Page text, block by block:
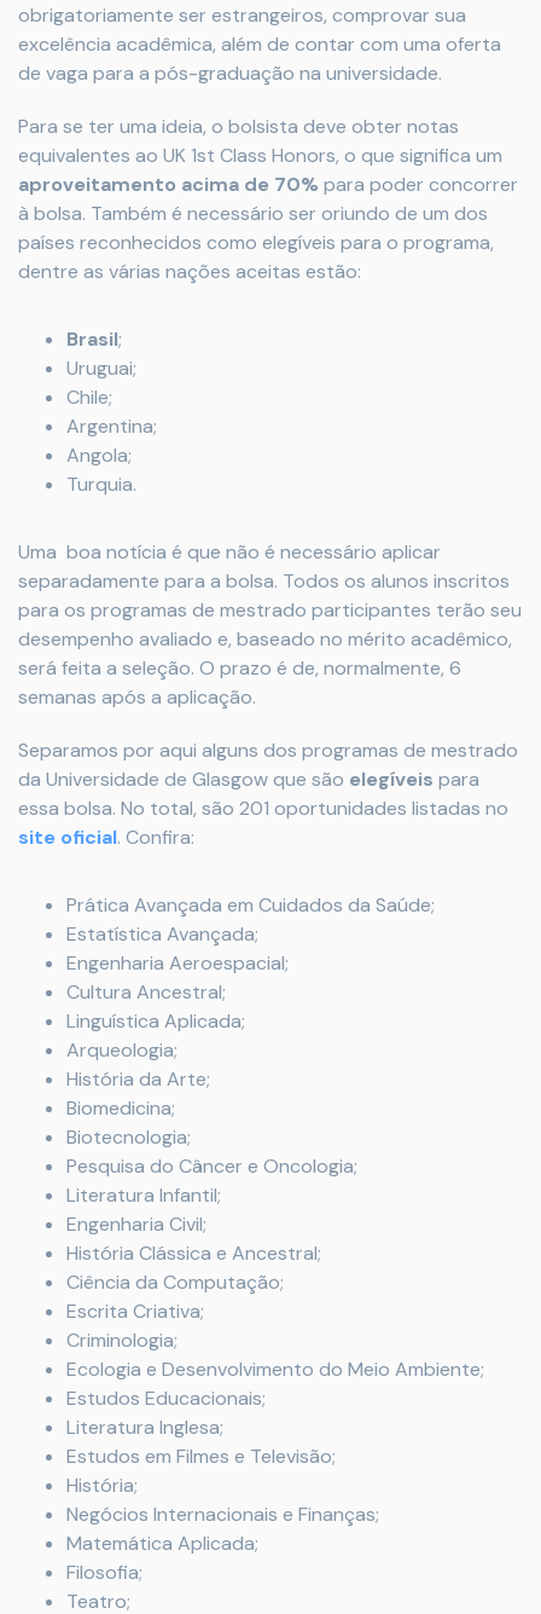
obrigatoriamente ser estrangeiros, comprovar sua
excelência acadêmica, além de contar com uma oferta
de vaga para a pós-graduação na universidade.
Para se ter uma ideia, o bolsista deve obter notas
equivalentes ao UK 1st Class Honors, o que significa um
aproveitamento acima de 70% para poder concorrer
à bolsa. Também é necessário ser oriundo de um dos
países reconhecidos como elegíveis para o programa,
dentre as várias nações aceitas estão:
Brasil;
Uruguai;
Chile;
Argentina;
Angola;
Turquia.
Uma boa notícia é que não é necessário aplicar
separadamente para a bolsa. Todos os alunos inscritos
para os programas de mestrado participantes terão seu
desempenho avaliado e, baseado no mérito acadêmico,
será feita a seleção. O prazo é de, normalmente, 6
semanas após a aplicação.
Separamos por aqui alguns dos programas de mestrado
da Universidade de Glasgow que são elegíveis para
essa bolsa. No total, são 201 oportunidades listadas no
site oficial. Confira:
Prática Avançada em Cuidados da Saúde;
Estatística Avançada;
Engenharia Aeroespacial;
Cultura Ancestral;
Linguística Aplicada;
Arqueologia;
História da Arte;
Biomedicina;
Biotecnologia;
Pesquisa do Câncer e Oncologia;
Literatura Infantil;
Engenharia Civil;
História Clássica e Ancestral;
Ciência da Computação;
Escrita Criativa;
Criminologia;
Ecologia e Desenvolvimento do Meio Ambiente;
Estudos Educacionais;
Literatura Inglesa;
Estudos em Filmes e Televisão;
História;
Negócios Internacionais e Finanças;
Matemática Aplicada;
Filosofia;
Teatro;